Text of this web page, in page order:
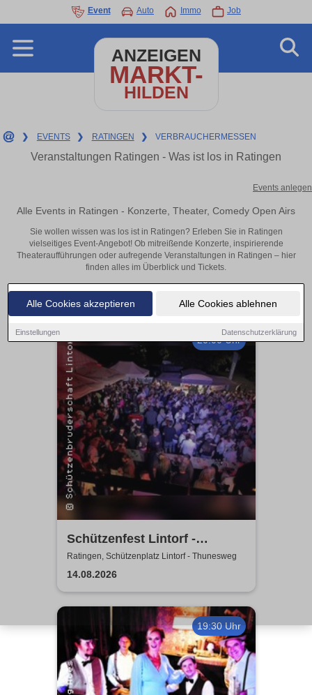
Alle Cookies akzeptieren Alle Cookies ablehnen
Einstellungen Datenschutzerklärung
Event Auto Immo Job
ANZEIGEN
MARKT-
HILDEN
❯ EVENTS ❯ RATINGEN ❯ VERBRAUCHERMESSEN
Veranstaltungen Ratingen - Was ist los in Ratingen
Events anlegen
Alle Events in Ratingen - Konzerte, Theater, Comedy Open Airs
Sie wollen wissen was los ist in Ratingen? Erleben Sie in Ratingen
vielseitiges Event-Angebot! Ob mitreißende Konzerte, inspirierende
Theateraufführungen oder aufregende Veranstaltungen in Ratingen – hier
finden alles im Überblick und Tickets.
20:00 Uhr
Schützenfest Lintorf -
Zeltparty - St. Seb.
Schützenbruderschaft Lintorf
Ratingen, Schützenplatz Lintorf - Thunesweg
14.08.2026
19:30 Uhr